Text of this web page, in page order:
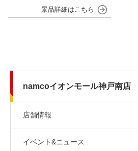
namcoイオンモール神戸南店
店舗情報
イベント&ニュース